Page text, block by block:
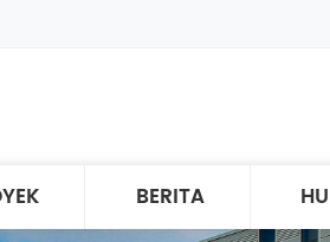
BERITA